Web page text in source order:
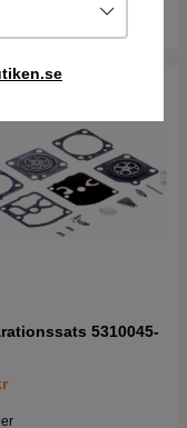
Köp
5310045-